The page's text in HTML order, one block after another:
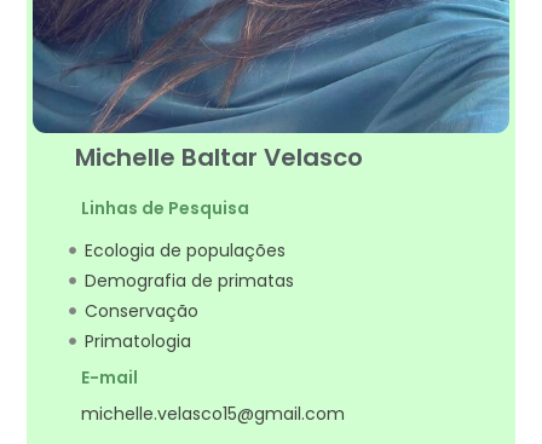
Michelle Baltar Velasco
Linhas de Pesquisa
Ecologia de populações
Demografia de primatas
Conservação
Primatologia
E-mail
michelle.velasco15@gmail.com